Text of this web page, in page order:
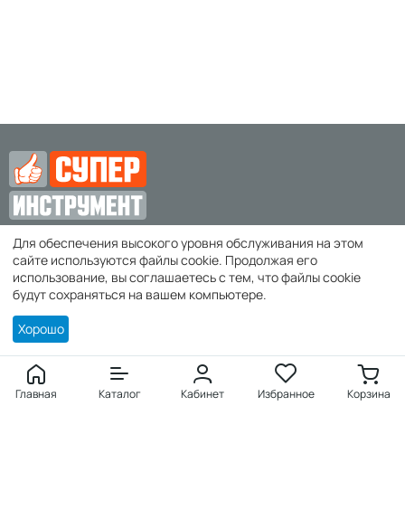
Главная Каталог Кабинет Избранное Корзина
zakaz@super-instrument.ru
г. Симферополь,
Покупателю
Войти
Для обеспечения высокого уровня обслуживания на этом
сайте используются файлы cookie. Продолжая его
использование, вы соглашаетесь с тем, что файлы cookie
будут сохраняться на вашем компьютере.
Хорошо